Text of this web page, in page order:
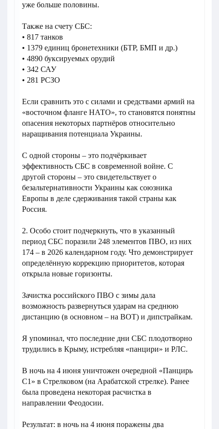
уже больше половины.
Также на счету СБС:
• 817 танков
• 1379 единиц бронетехники (БТР, БМП и др.)
• 4890 буксируемых орудий
• 342 САУ
• 281 РСЗО
Если сравнить это с силами и средствами армий на
«восточном фланге НАТО», то становятся понятны
опасения некоторых партнёров относительно
наращивания потенциала Украины.
С одной стороны – это подчёркивает
эффективность СБС в современной войне. С
другой стороны – это свидетельствует о
безальтернативности Украины как союзника
Европы в деле сдерживания такой страны как
Россия.
2. Особо стоит подчеркнуть, что в указанный
период СБС поразили 248 элементов ПВО, из них
174 – в 2026 календарном году. Что демонстрирует
определённую коррекцию приоритетов, которая
открыла новые горизонты.
Зачистка российского ПВО с зимы дала
возможность развернуться ударам на среднюю
дистанцию (в основном – на ВОТ) и дипстрайкам.
Я упоминал, что последние дни СБС плодотворно
трудились в Крыму, истребляя «панцири» и РЛС.
В ночь на 4 июня уничтожен очередной «Панцирь
С1» в Стрелковом (на Арабатской стрелке). Ранее
была проведена некоторая расчистка в
направлении Феодосии.
Результат: в ночь на 4 июня поражены два